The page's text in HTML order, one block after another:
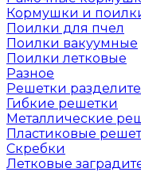
Кормушки и
Поилки для пчел
Поилки вакуумные
Поилки летковые
Разное
Решетки
Гибкие решетки
Металлические
Пластиковые
Скребки
Летковые